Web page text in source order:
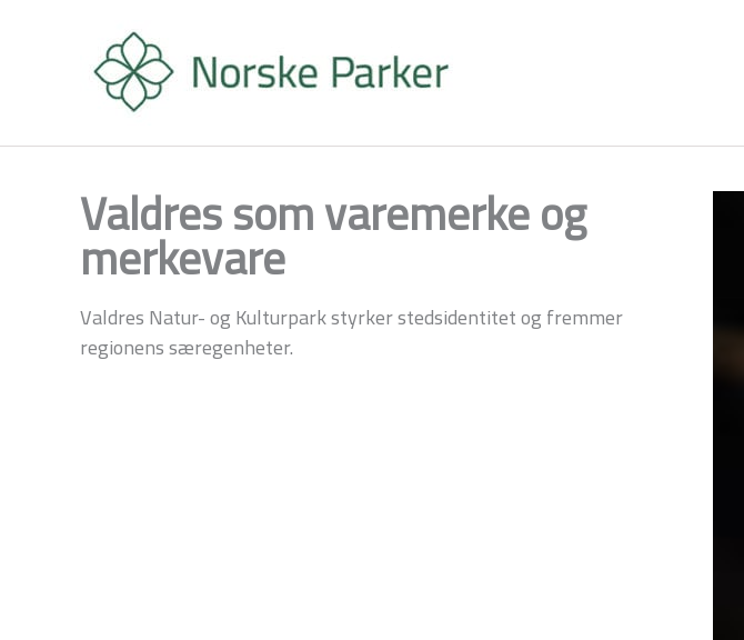
Valdres som varemerke og
merkevare
Valdres Natur- og Kulturpark styrker stedsidentitet og fremmer
regionens særegenheter.